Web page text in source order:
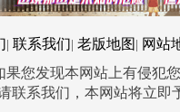
| 联系我们| 老版地图 | 网站
果您发现本网站上有侵犯
联系我们，本网站将立即